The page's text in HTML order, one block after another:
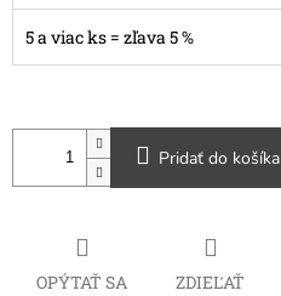
5 a viac ks = zľava 5 %
Pridať do košíka
OPÝTAŤ SA ZDIEĽAŤ